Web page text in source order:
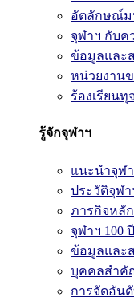
อัตลักษณ์ม
จุฬาฯ กับค
ข้อมูลและ
หน่วยงาน
ร้องเรียน
รู้จักจุฬาฯ
แนะนำจุฬ
ประวัติจุฬา
ภารกิจหลัก
จุฬาฯ 100 ปี
ข้อมูลและ
บุคคลสำคั
การจัดอัน